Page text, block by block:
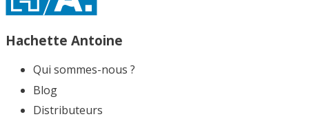
Hachette Antoine
Qui sommes-nous ?
Blog
Distributeurs